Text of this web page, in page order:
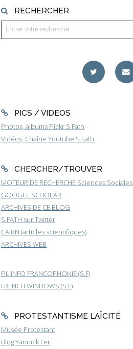
RECHERCHER
PICS / VIDEOS
Photos, albums Flickr S.Fath
Vidéos, Chaîne Youtube S.Fath
CHERCHER/TROUVER
MOTEUR DE RECHERCHE Sciences Sociales
GOOGLE SCHOLAR
ARCHIVES DE CE BLOG
S.FATH sur Twitter
CAIRN (articles scientifiques)
ARCHIVES WEB
FIL INFO FRANCOPHONIE (S.F)
FRENCH WINDOWS (S.F)
PROTESTANTISME LAÏCITÉ
Musée Protestant
Blog Yannick Fer